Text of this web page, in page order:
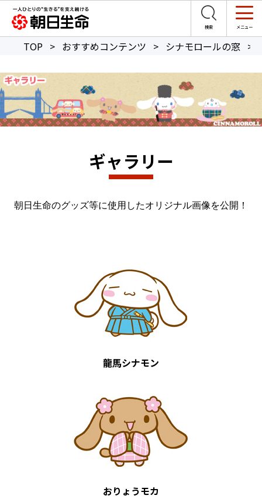
TOP > おすすめコンテンツ > シナモロールの窓 >
ギャラリー
朝日生命のグッズ等に使用したオリジナル画像を公開！
龍馬シナモン
おりょうモカ